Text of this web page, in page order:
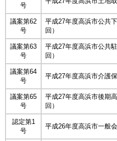
号
議案第62
号
平成27年度高浜市公共
回）
議案第63
号
平成27年度高浜市公共
回）
議案第64
号
平成27年度高浜市介護
議案第65
号
平成27年度高浜市後期
回）
認定第1
号
平成26年度高浜市一般